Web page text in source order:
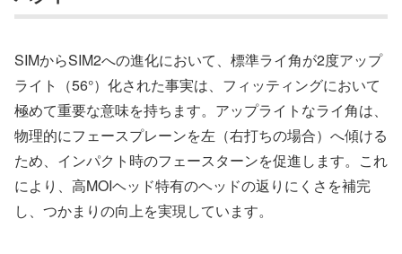
SIMからSIM2への進化において、標準ライ角が2度アップ
ライト（56°）化された事実は、フィッティングにおいて
極めて重要な意味を持ちます。アップライトなライ角は、
物理的にフェースプレーンを左（右打ちの場合）へ傾ける
ため、インパクト時のフェースターンを促進します。これ
により、高MOIヘッド特有のヘッドの返りにくさを補完
し、つかまりの向上を実現しています。